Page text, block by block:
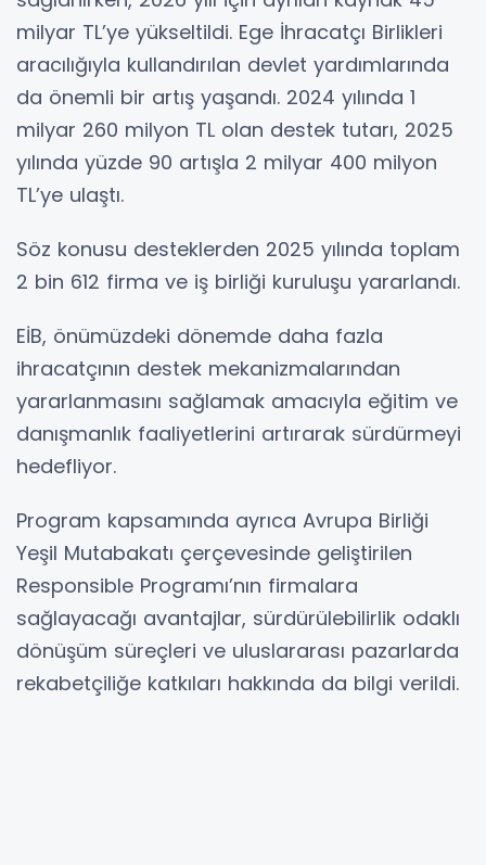
milyar TL’ye yükseltildi. Ege İhracatçı Birlikleri
aracılığıyla kullandırılan devlet yardımlarında
da önemli bir artış yaşandı. 2024 yılında 1
milyar 260 milyon TL olan destek tutarı, 2025
yılında yüzde 90 artışla 2 milyar 400 milyon
TL’ye ulaştı.
Söz konusu desteklerden 2025 yılında toplam
2 bin 612 firma ve iş birliği kuruluşu yararlandı.
EİB, önümüzdeki dönemde daha fazla
ihracatçının destek mekanizmalarından
yararlanmasını sağlamak amacıyla eğitim ve
danışmanlık faaliyetlerini artırarak sürdürmeyi
hedefliyor.
Program kapsamında ayrıca Avrupa Birliği
Yeşil Mutabakatı çerçevesinde geliştirilen
Responsible Programı’nın firmalara
sağlayacağı avantajlar, sürdürülebilirlik odaklı
dönüşüm süreçleri ve uluslararası pazarlarda
rekabetçiliğe katkıları hakkında da bilgi verildi.